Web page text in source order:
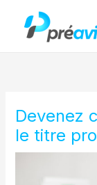
contenu
Devenez
le titre